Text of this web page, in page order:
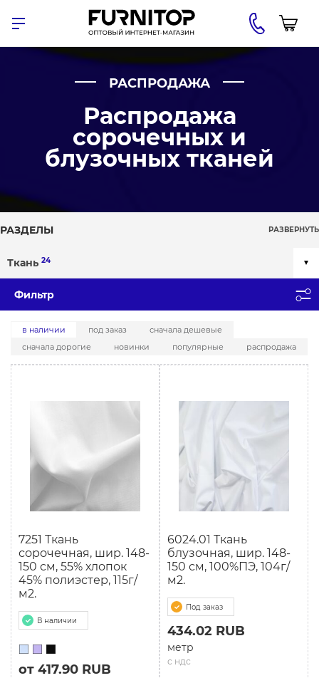
РАСПРОДАЖА
Распродажа
сорочечных и
блузочных тканей
РАЗДЕЛЫ РАЗВЕРНУТЬ
Ткань 24
Фильтр
в наличии под заказ
сначала дешевые
сначала дорогие
новинки популярные распродажа
7251 Ткань
сорочечная, шир. 148-
150 см, 55% хлопок
45% полиэстер, 115г/
м2.
В наличии
от 417.90 RUB
6024.01 Ткань
блузочная, шир. 148-
150 см, 100%ПЭ, 104г/
м2.
Под заказ
с ндс
434.02 RUB
метр